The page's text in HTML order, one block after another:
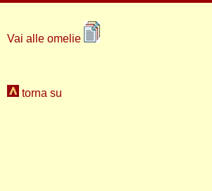
Vai alle omelie
torna su